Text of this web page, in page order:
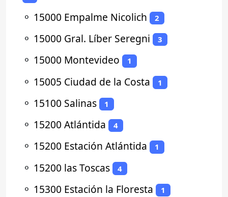
⚬ 15000 Empalme Nicolich 2
⚬ 15000 Gral. Líber Seregni 3
⚬ 15000 Montevideo 1
⚬ 15005 Ciudad de la Costa 1
⚬ 15100 Salinas 1
⚬ 15200 Atlántida 4
⚬ 15200 Estación Atlántida 1
⚬ 15200 las Toscas 4
⚬ 15300 Estación la Floresta 1